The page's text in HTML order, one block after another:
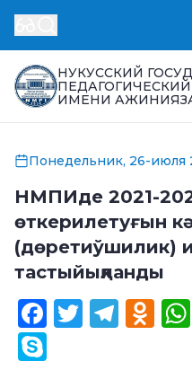
НУКУССКИЙ
ИМЕНИ
Понедельник, 26-июля
НМПИде 2021-
өткерилетуғын
(дөретиўшилик)
тастыйықланды
Facebook
Twitter